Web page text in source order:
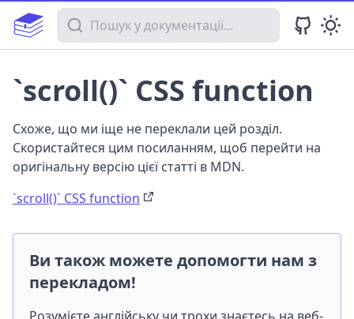
Пошук у документації
`scroll()` CSS function
Схоже, що ми іще не переклали цей розділ.
Скористайтеся цим посиланням, щоб перейти на
оригінальну версію цієї статті в MDN.
`scroll()` CSS function
Ви також можете допомогти нам з
перекладом!